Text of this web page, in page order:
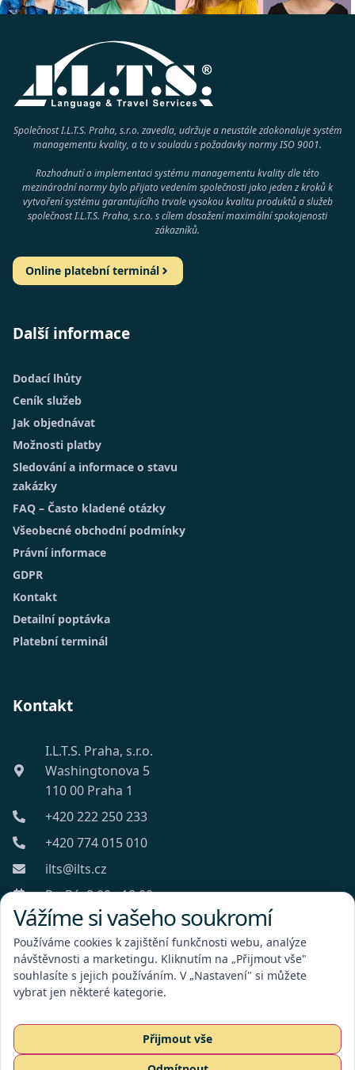
Společnost I.L.T.S. Praha, s.r.o. zavedla, udržuje a neustále zdokonaluje systém
managementu kvality, a to v souladu s požadavky normyISO 9001.
Rozhodnutí o implementaci systému managementu kvality dle této
mezinárodní normy bylo přijato vedením společnosti jako jeden z kroků k
vytvoření systému garantujícího trvale vysokou kvalitu produktů a služeb
společnostI.L.T.S. Praha, s.r.o. s cílem dosažení maximální spokojenosti
zákazníků.
Online platební terminál
Další informace
Dodací lhůty
Ceník služeb
Jak objednávat
Možnosti platby
Sledování a informace o stavu
zakázky
FAQ – Často kladené otázky
Všeobecné obchodní podmínky
Právní informace
GDPR
Kontakt
Detailní poptávka
Platební terminál
Kontakt
I.L.T.S. Praha, s.r.o.
Washingtonova 5
110 00 Praha 1
+420 222 250 233
+420 774 015 010
ilts@ilts.cz
Po-Pá: 8:00 - 18:00
I.L.T.S. Praha, s.r.o.
Vážíme si vašeho soukromí
Používáme cookies k zajištění funkčnosti webu, analýze
návštěvnosti a marketingu. Kliknutím na „Přijmout vše"
souhlasíte s jejich používáním. V „Nastavení" si můžete
vybrat jen některé kategorie.
Přijmout vše